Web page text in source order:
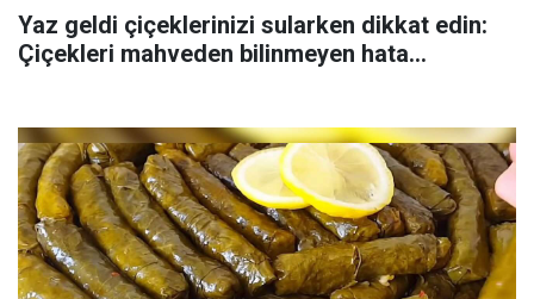
Yaz geldi çiçeklerinizi sularken dikkat edin:
Çiçekleri mahveden bilinmeyen hata...